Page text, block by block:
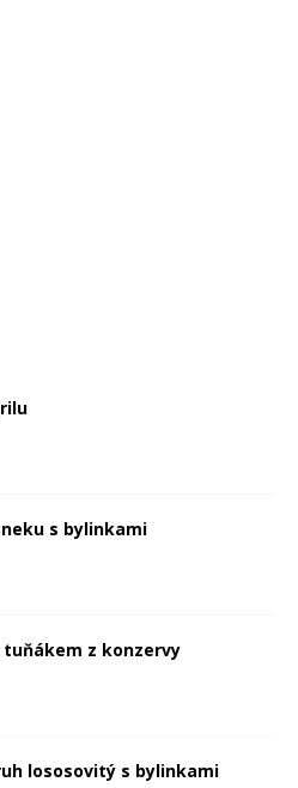
s bylinkami
z konzervy
lososovitý s bylinkami